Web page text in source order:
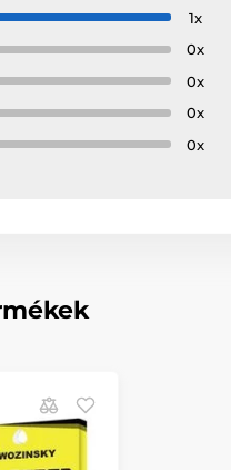
1x
0x
0x
0x
0x